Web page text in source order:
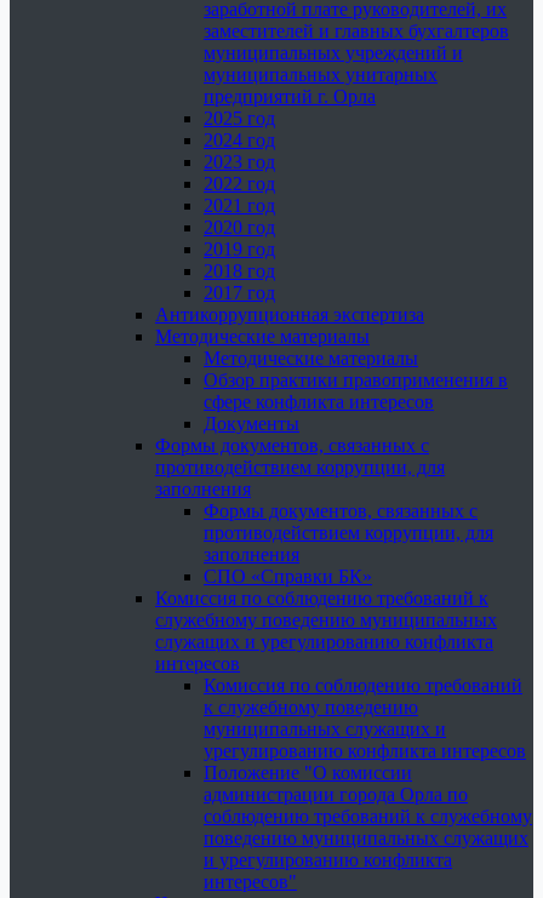
заработной плате руководителей, их
заместителей и главных бухгалтеров
муниципальных учреждений и
муниципальных унитарных
предприятий г. Орла
2025 год
2024 год
2023 год
2022 год
2021 год
2020 год
2019 год
2018 год
2017 год
Антикоррупционная экспертиза
Методические материалы
Методические материалы
Обзор практики правоприменения в
сфере конфликта интересов
Документы
Формы документов, связанных с
противодействием коррупции, для
заполнения
Формы документов, связанных с
противодействием коррупции, для
заполнения
СПО «Справки БК»
Комиссия по соблюдению требований к
служебному поведению муниципальных
служащих и урегулированию конфликта
интересов
Комиссия по соблюдению требований
к служебному поведению
муниципальных служащих и
урегулированию конфликта интересов
Положение "О комиссии
администрации города Орла по
соблюдению требований к служебному
поведению муниципальных служащих
и урегулированию конфликта
интересов"